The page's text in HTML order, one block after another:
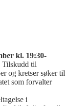
kl. 19:30-
Tilskudd til
og kretser søker til
som forvalter
i